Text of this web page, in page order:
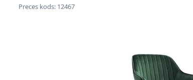
Preces kods: 12467